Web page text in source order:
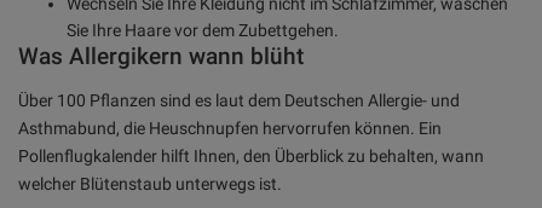
Sie Ihre Haare vor dem Zubettgehen.
Was Allergikern wann blüht
Über 100 Pflanzen sind es laut dem Deutschen Allergie- und
Asthmabund, die Heuschnupfen hervorrufen können. Ein
Pollenflugkalender hilft Ihnen, den Überblick zu behalten, wann
welcher Blütenstaub unterwegs ist.